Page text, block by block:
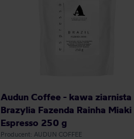
Audun Coffee - kawa ziarnista
Brazylia Fazenda Rainha Miaki
Espresso 250 g
Producent: AUDUN COFFEE